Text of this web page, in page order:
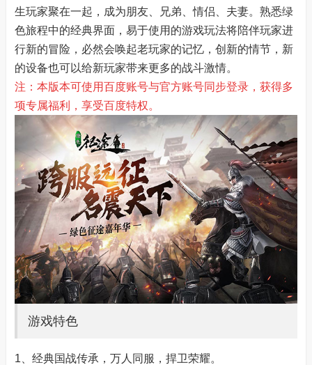
生玩家聚在一起，成为朋友、兄弟、情侣、夫妻。熟悉绿
色旅程中的经典界面，易于使用的游戏玩法将陪伴玩家进
行新的冒险，必然会唤起老玩家的记忆，创新的情节，新
的设备也可以给新玩家带来更多的战斗激情。
注：本版本可使用百度账号与官方账号同步登录，获得多
项专属福利，享受百度特权。
游戏特色
1、经典国战传承，万人同服，捍卫荣耀。